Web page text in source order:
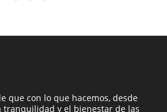
que con lo que hacemos, desde
tranquilidad y el bienestar de las